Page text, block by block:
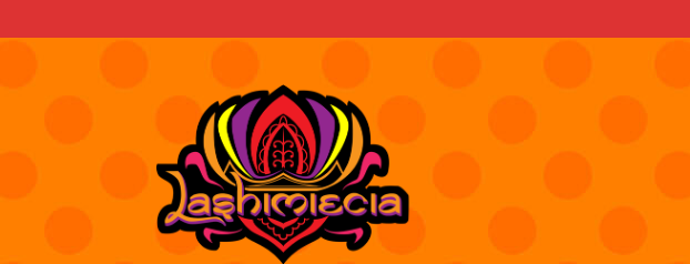
navegação
conteúdo